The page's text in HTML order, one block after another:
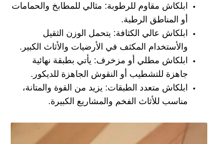
ابلكاش مقاوم للرطوبة: مثالي للمطابخ والحمامات
أو المناطق الرطبة.
ابلكاش عالي الكثافة: يتحمل الوزن الثقيل
والأستخدام المكثف في الأرضيات والأثاث الكبير.
ابلكاش مطلي أو مزخرف: يأتي بطبقة نهائية
جاهزة للتشطيب أو النقوش الجاهزة للديكور.
ابلكاش متعدد الطبقات: يزيد من القوة والمتانة،
مناسب للأثاث الفخم والمشاريع الكبيرة.